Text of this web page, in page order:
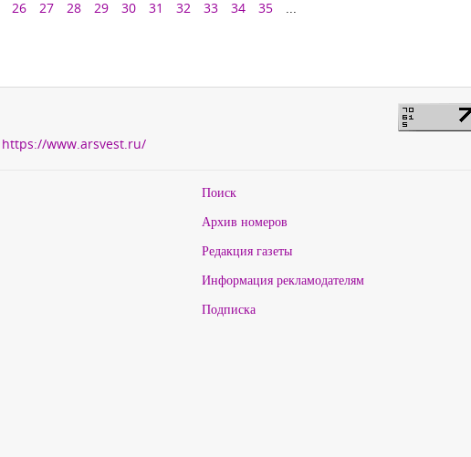
26 27 28 29 30 31 32 33 34 35
...
https://www.arsvest.ru/
Поиск
Архив номеров
Редакция газеты
Информация рекламодателям
Подписка